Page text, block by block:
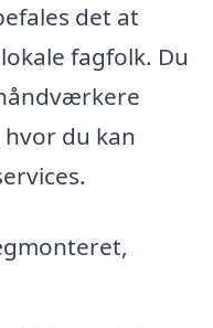
det at
fagfolk. Du
du kan